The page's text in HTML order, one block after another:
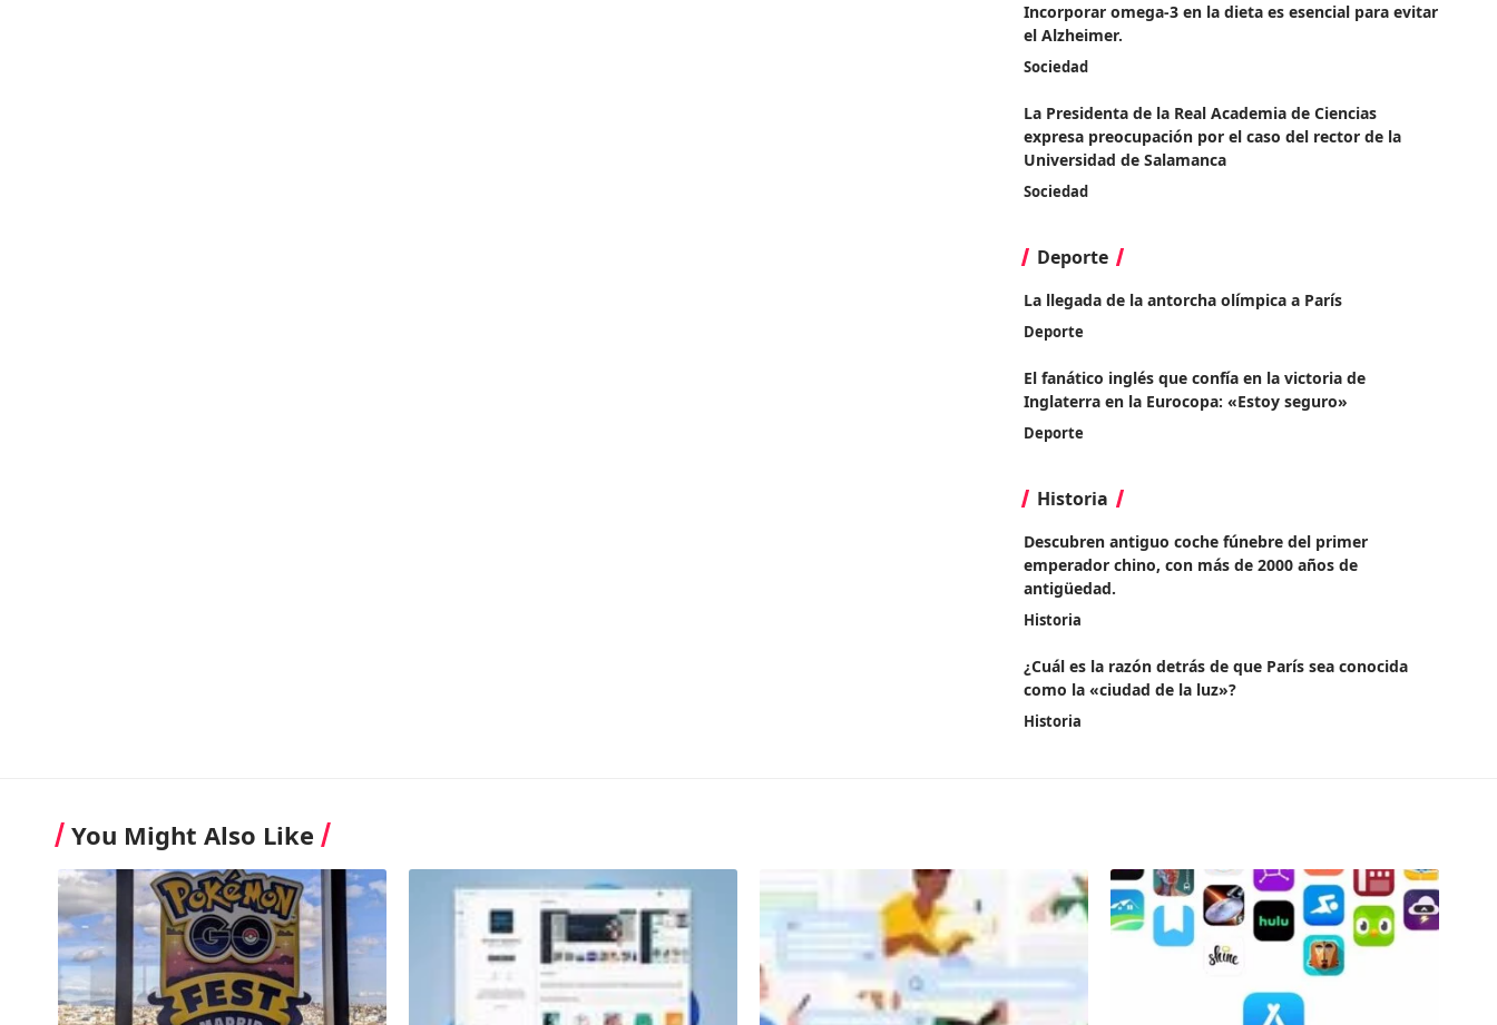
Incorporar omega-3 en la dieta es esencial para evitar
el Alzheimer.
Sociedad
La Presidenta de la Real Academia de Ciencias
expresa preocupación por el caso del rector de la
Universidad de Salamanca
Sociedad
Deporte
La llegada de la antorcha olímpica a París
Deporte
El fanático inglés que confía en la victoria de
Inglaterra en la Eurocopa: «Estoy seguro»
Deporte
Historia
Descubren antiguo coche fúnebre del primer
emperador chino, con más de 2000 años de
antigüedad.
Historia
¿Cuál es la razón detrás de que París sea conocida
como la «ciudad de la luz»?
Historia
You Might Also Like